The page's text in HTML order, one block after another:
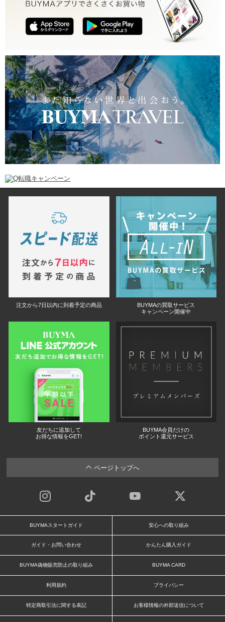
注文から7日以内に到着予定の商品
BUYMAの買取サービス
キャンペーン開催中
友だちに追加して
お得な情報をGET!
BUYMA会員だけの
ポイント還元サービス
ページトップへ
BUYMAスタートガイド 安心への取り組み
ガイド・お問い合わせ かんたん購入ガイド
BUYMA偽物販売防止の取り組み BUYMA CARD
利用規約 プライバシー
特定商取引法に関する表記 お客様情報の外部送信について